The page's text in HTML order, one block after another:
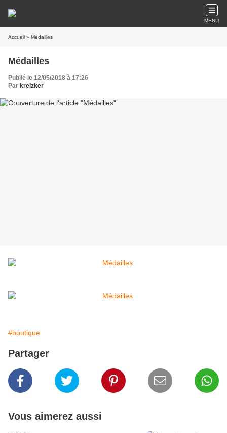
MENU
Accueil » Médailles
Médailles
Publié le 12/05/2018 à 17:26
Par kreizker
#boutique
Partager
Vous aimerez aussi